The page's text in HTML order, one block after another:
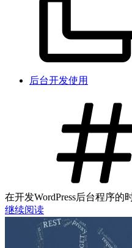
后台开发使用
在开发WordPress后台程序的
继续阅读